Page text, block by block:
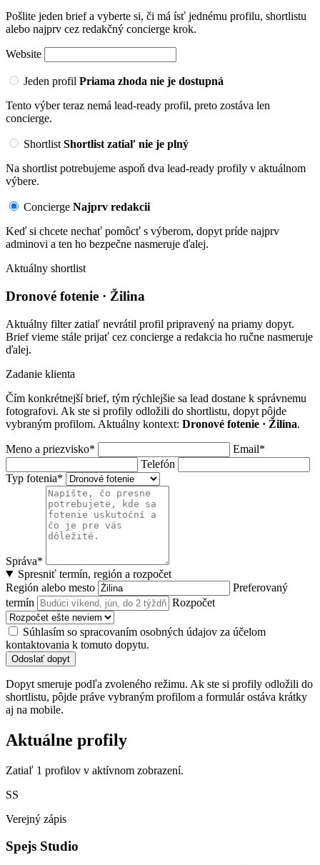
Pošlite jeden brief a vyberte si, či má ísť jednému profilu, shortlistu
alebo najprv cez redakčný concierge krok.
Website
Jeden profil Priama zhoda nie je dostupná
Tento výber teraz nemá lead-ready profil, preto zostáva len
concierge.
Shortlist Shortlist zatiaľ nie je plný
Na shortlist potrebujeme aspoň dva lead-ready profily v aktuálnom
výbere.
Concierge Najprv redakcii
Keď si chcete nechať pomôcť s výberom, dopyt príde najprv
adminovi a ten ho bezpečne nasmeruje ďalej.
Aktuálny shortlist
Dronové fotenie · Žilina
Aktuálny filter zatiaľ nevrátil profil pripravený na priamy dopyt.
Brief vieme stále prijať cez concierge a redakcia ho ručne nasmeruje
ďalej.
Zadanie klienta
Čím konkrétnejší brief, tým rýchlejšie sa lead dostane k správnemu
fotografovi. Ak ste si profily odložili do shortlistu, dopyt pôjde
vybraným profilom. Aktuálny kontext: Dronové fotenie · Žilina.
Meno a priezvisko*
Email*
Telefón
Typ fotenia*
Správa*
Spresniť termín, región a rozpočet
Región alebo mesto
Preferovaný
termín
Rozpočet
Súhlasím so spracovaním osobných údajov za účelom
kontaktovania k tomuto dopytu.
Odoslať dopyt
Dopyt smeruje podľa zvoleného režimu. Ak ste si profily odložili do
shortlistu, pôjde práve vybraným profilom a formulár ostáva krátky
aj na mobile.
Aktuálne profily
Zatiaľ 1 profilov v aktívnom zobrazení.
SS
Verejný zápis
Spejs Studio